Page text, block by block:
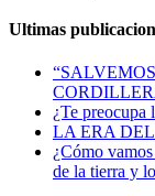
Ultimas
¿Te preocupa
LA ERA
¿Cómo
de la tierra y